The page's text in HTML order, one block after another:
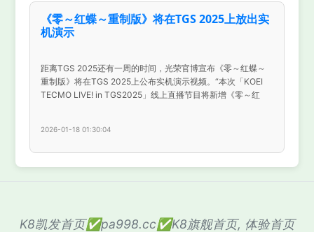
《零～红蝶～重制版》将在TGS 2025上放出实
机演示
距离TGS 2025还有一周的时间，光荣官博宣布《零～红蝶～
重制版》将在TGS 2025上公布实机演示视频。“本次「KOEI
TECMO LIVE! in TGS2025」线上直播节目将新增《零～红
2026-01-18 01:30:04
K8凯发首页✅pa998.cc✅K8旗舰首页, 体验首页